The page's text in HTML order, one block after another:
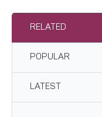
RELATED
POPULAR
LATEST